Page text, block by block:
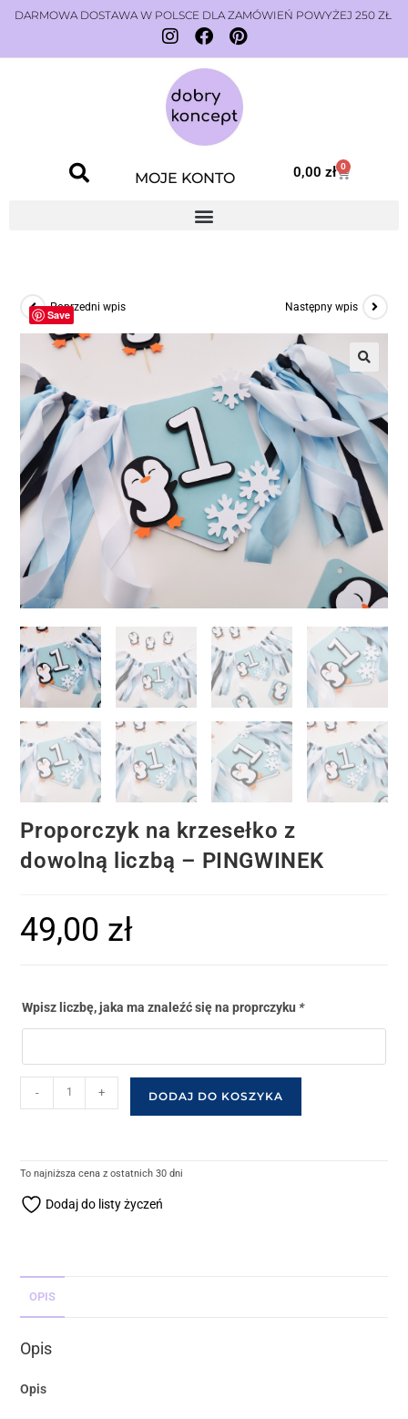
DARMOWA DOSTAWA W POLSCE DLA ZAMÓWIEŃ POWYŻEJ 250 ZŁ
MOJE KONTO 0,00zł 0
Poprzedni wpis Następny wpis
Save
Proporczyk na krzesełko z
dowolną liczbą – PINGWINEK
49,00 zł
Wpisz liczbę, jaka ma znaleźć się na proprczyku *
- + DODAJ DO KOSZYKA
To najniższa cena z ostatnich 30 dni
Dodaj do listy życzeń
OPIS
Opis
Opis